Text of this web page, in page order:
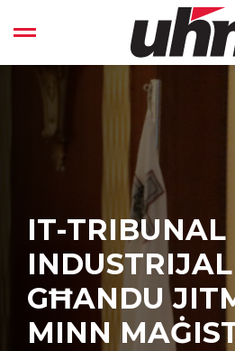
Open left Panel
IT-TRIBUNAL
GĦANDU
MINN